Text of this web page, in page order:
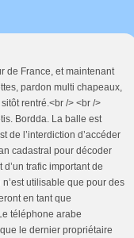
de France, et maintenant
pardon multi chapeaux,
rentré.<br /> <br />
Bordda. La balle est
de l’interdiction d’accéder
cadastral pour décoder
trafic important de
utilisable que pour des
en tant que
téléphone arabe
le dernier propriétaire